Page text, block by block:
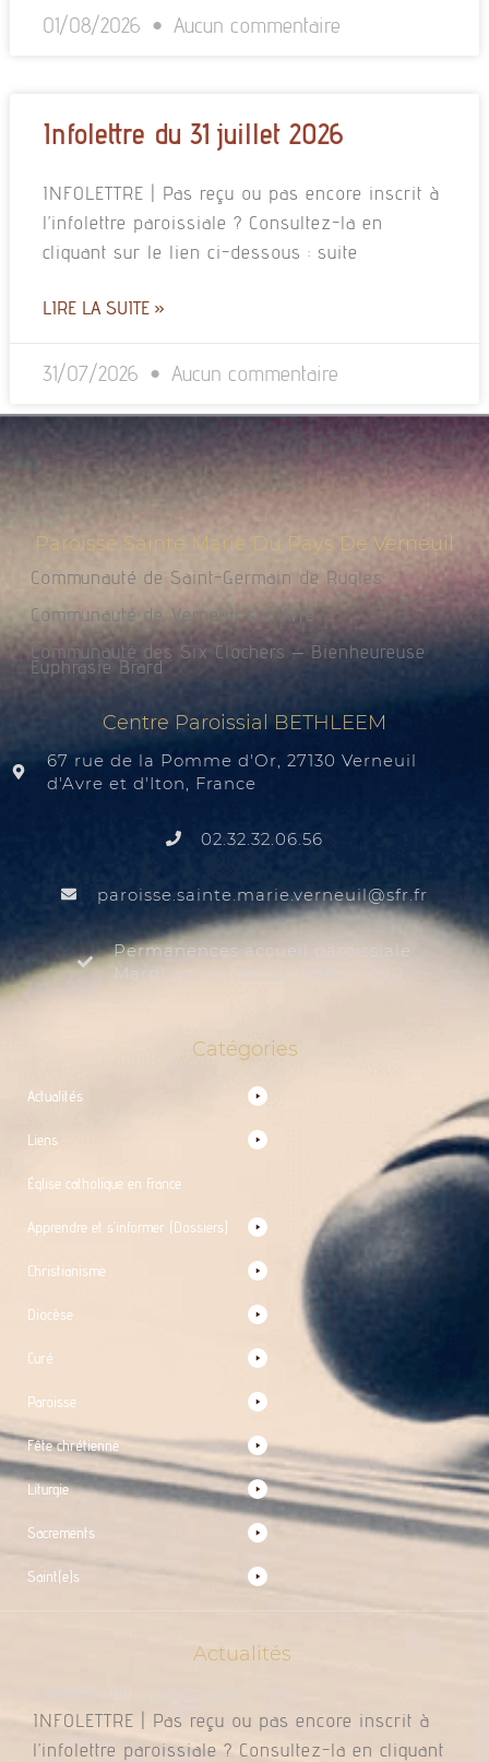
01/08/2026 Aucun commentaire
Infolettre du 31 juillet 2026
INFOLETTRE | Pas reçu ou pas encore inscrit à
l’infolettre paroissiale ? Consultez-la en
cliquant sur le lien ci-dessous : suite
LIRE LA SUITE »
31/07/2026 Aucun commentaire
Paroisse Sainte Marie Du Pays De Verneuil
Communauté de Saint-Germain de Rugles
Communauté de Verneuil sur Avre
Communauté des Six Clochers – Bienheureuse
Euphrasie Brard
Centre Paroissial BETHLEEM
67 rue de la Pomme d'Or, 27130 Verneuil
d'Avre et d'Iton, France
02.32.32.06.56
rf.rfs
@liuenrev.eiram.etnias.essiorap
Permanences accueil paroissiale
Mardi au samedi de 9:30 à 12:00
Catégories
Actualités
Liens
Église catholique en France
Apprendre et s’informer (Dossiers)
Christianisme
Diocèse
Curé
Paroisse
Fête chrétienne
Liturgie
Sacrements
Saint(e)s
Actualités
INFOLETTRE | Pas reçu ou pas encore inscrit à
l’infolettre paroissiale ? Consultez-la en cliquant